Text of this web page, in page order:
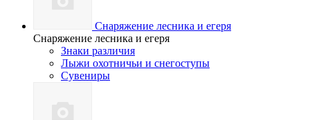
Снаряжение лесника и егеря
Снаряжение лесника и егеря
Знаки различия
Лыжи охотничьи и снегоступы
Сувениры